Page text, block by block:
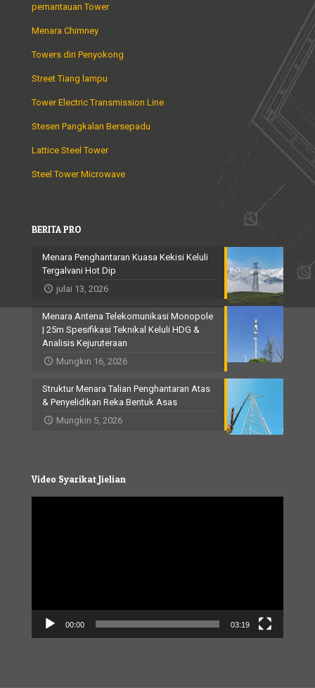
pemantauan Tower
Menara Chimney
Towers diri Penyokong
Street Tiang lampu
Tower Electric Transmission Line
Stesen Pangkalan Bersepadu
Lattice Steel Tower
Steel Tower Microwave
BERITA PRO
Menara Penghantaran Kuasa Kekisi Keluli
Tergalvani Hot Dip
julai 13, 2026
Menara Antena Telekomunikasi Monopole
| 25m Spesifikasi Teknikal Keluli HDG &
Analisis Kejuruteraan
Mungkin 16, 2026
Struktur Menara Talian Penghantaran Atas
& Penyelidikan Reka Bentuk Asas
Mungkin 5, 2026
Video Syarikat Jielian
00:00 03:19